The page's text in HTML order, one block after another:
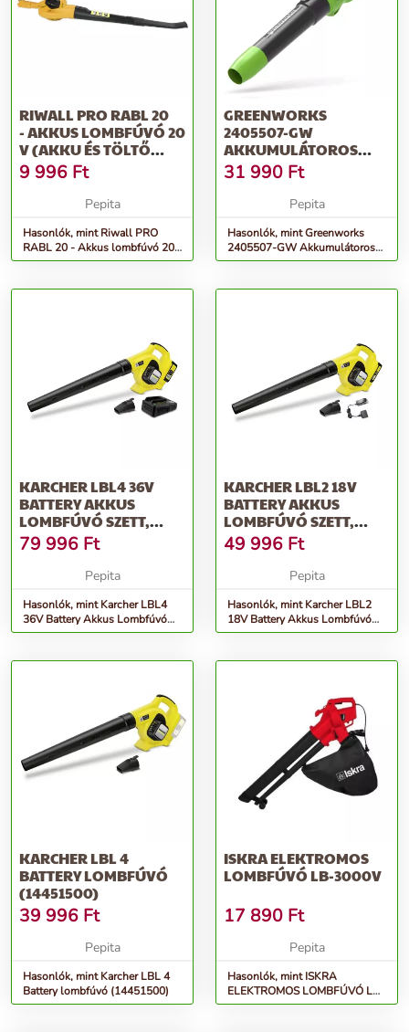
RIWALL PRO RABL 20
- AKKUS LOMBFÚVÓ 20
V (AKKU ÉS TÖLTŐ
NÉLKÜL)
9 996 Ft
Pepita
Hasonlók, mint Riwall PRO
RABL 20 - Akkus lombfúvó 20
V (akku és töltő nélkül)
GREENWORKS
2405507-GW
AKKUMULÁTOROS
LOMBFÚVÓ, ZÖLD-
FEKETE
31 990 Ft
Pepita
Hasonlók, mint Greenworks
2405507-GW Akkumulátoros
Lombfúvó, Zöld-Fekete
KARCHER LBL4 36V
BATTERY AKKUS
LOMBFÚVÓ SZETT,
SÁRGA-FEKETE
79 996 Ft
Pepita
Hasonlók, mint Karcher LBL4
36V Battery Akkus Lombfúvó
Szett, Sárga-Fekete
KARCHER LBL2 18V
BATTERY AKKUS
LOMBFÚVÓ SZETT,
SÁRGA-FEKETE
49 996 Ft
Pepita
Hasonlók, mint Karcher LBL2
18V Battery Akkus Lombfúvó
Szett, Sárga-Fekete
KARCHER LBL 4
BATTERY LOMBFÚVÓ
(14451500)
39 996 Ft
Pepita
Hasonlók, mint Karcher LBL 4
Battery lombfúvó (14451500)
ISKRA ELEKTROMOS
LOMBFÚVÓ LB-3000V
17 890 Ft
Pepita
Hasonlók, mint ISKRA
ELEKTROMOS LOMBFÚVÓ LB-
3000V